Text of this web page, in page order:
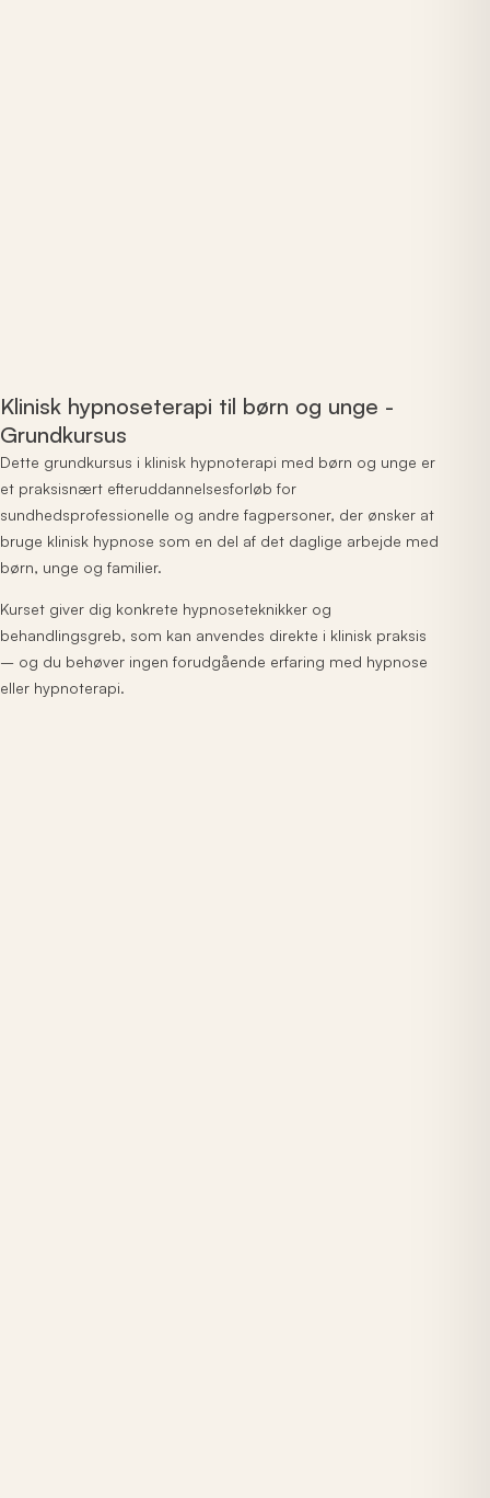
Klinisk hypnoseterapi til børn og unge -
Grundkursus
Dette grundkursus i klinisk hypnoterapi med børn og unge er
et praksisnært efteruddannelsesforløb for
sundhedsprofessionelle og andre fagpersoner, der ønsker at
bruge klinisk hypnose som en del af det daglige arbejde med
børn, unge og familier.
Kurset giver dig konkrete hypnoseteknikker og
behandlingsgreb, som kan anvendes direkte i klinisk praksis
– og du behøver ingen forudgående erfaring med hypnose
eller hypnoterapi.